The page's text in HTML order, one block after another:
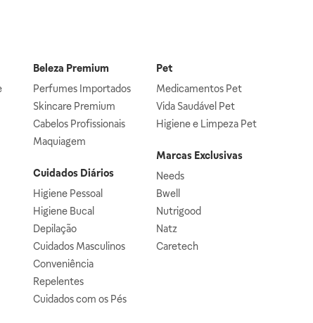
Beleza Premium
Perfumes Importados
Skincare Premium
Cabelos Profissionais
Maquiagem
Cuidados Diários
Higiene Pessoal
Higiene Bucal
Depilação
Cuidados Masculinos
Conveniência
Repelentes
Cuidados com os Pés
Pet
Medicamentos Pet
Vida Saudável Pet
Higiene e Limpeza Pet
Marcas Exclusivas
Needs
Bwell
Nutrigood
Natz
Caretech